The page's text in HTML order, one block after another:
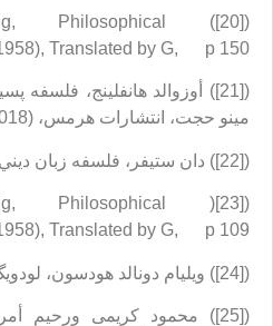
Philosophical
Translated by G, p 150.
مينو حجت، انتشارات هرمس، (2018).
([22]) دان ستيفر، فلسفه زبان ديني: 164.
Philosophical
Translated by G, p 109.
([24]) ويليام دونالد هودسون، لودويگ ويتگنشتاين: 95.
([25]) محمود كريمى ورحيم